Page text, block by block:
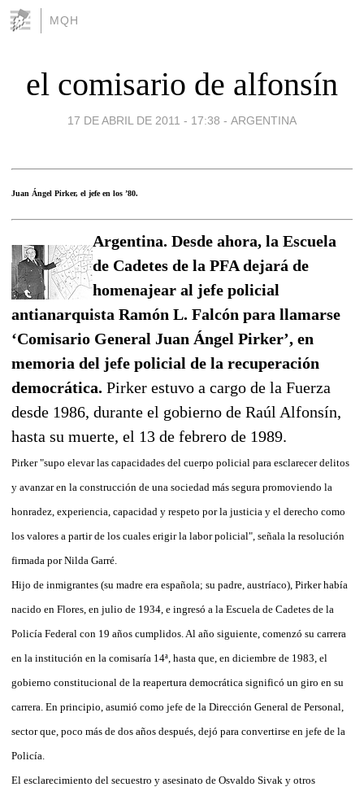
MQH
el comisario de alfonsín
17 DE ABRIL DE 2011 - 17:38 - ARGENTINA
Juan Ángel Pirker, el jefe en los ’80.
Argentina. Desde ahora, la Escuela
de Cadetes de la PFA dejará de
homenajear al jefe policial
antianarquista Ramón L. Falcón para llamarse
‘Comisario General Juan Ángel Pirker’, en
memoria del jefe policial de la recuperación
democrática. Pirker estuvo a cargo de la Fuerza
desde 1986, durante el gobierno de Raúl Alfonsín,
hasta su muerte, el 13 de febrero de 1989.
Pirker "supo elevar las capacidades del cuerpo policial para esclarecer delitos
y avanzar en la construcción de una sociedad más segura promoviendo la
honradez, experiencia, capacidad y respeto por la justicia y el derecho como
los valores a partir de los cuales erigir la labor policial", señala la resolución
firmada por Nilda Garré.
Hijo de inmigrantes (su madre era española; su padre, austríaco), Pirker había
nacido en Flores, en julio de 1934, e ingresó a la Escuela de Cadetes de la
Policía Federal con 19 años cumplidos. Al año siguiente, comenzó su carrera
en la institución en la comisaría 14ª, hasta que, en diciembre de 1983, el
gobierno constitucional de la reapertura democrática significó un giro en su
carrera. En principio, asumió como jefe de la Dirección General de Personal,
sector que, poco más de dos años después, dejó para convertirse en jefe de la
Policía.
El esclarecimiento del secuestro y asesinato de Osvaldo Sivak y otros